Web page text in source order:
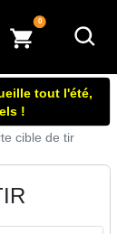
0articles dans le panier
tout l'été,
!
cible de tir